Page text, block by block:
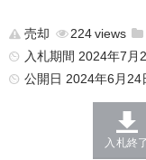
売却 224
入札期間 2024年7月
公開日 2024年6月24
入札終了